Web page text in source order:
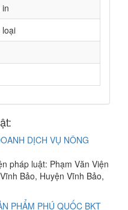
loại
DỊCH VỤ NÔNG
pháp luật: Phạm Văn Viện
Bảo, Huyện Vĩnh Bảo,
PHẨM PHÚ QUỐC BKT